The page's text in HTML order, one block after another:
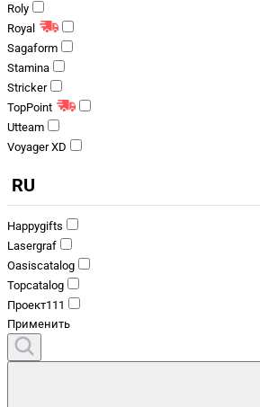
Roly
Royal
Sagaform
Stamina
Stricker
TopPoint
Utteam
Voyager XD
RU
Happygifts
Lasergraf
Oasiscatalog
Topcatalog
Проект111
Применить